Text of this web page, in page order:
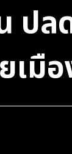
ปล
เมื